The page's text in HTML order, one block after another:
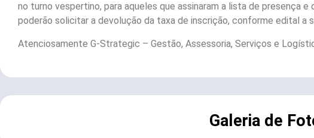
no turno vespertino, para aqueles que assinaram a lista de presença
poderão solicitar a devolução da taxa de inscrição, conforme edital a
Atenciosamente G-Strategic – Gestão, Assessoria, Serviços e
Galeria de